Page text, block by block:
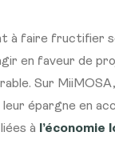
à faire fructifier
en faveur de
Sur MiiMOSA
épargne en
à l’économie